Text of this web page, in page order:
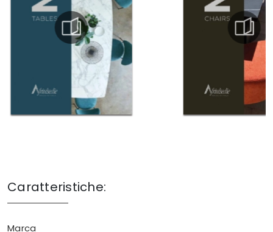
Caratteristiche:
Marca